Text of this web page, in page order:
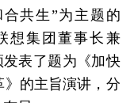
共生”为主题的
想集团董事长兼
表了题为《加快
》的主旨演讲，分